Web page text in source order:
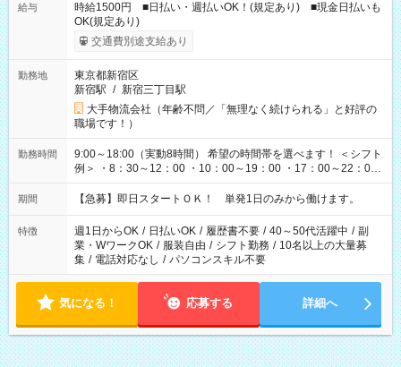
給与
時給1500円 ■日払い・週払いOK！(規定あり) ■現金日払いも
OK(規定あり)
交通費別途支給あり
勤務地
東京都新宿区
新宿駅 / 新宿三丁目駅
大手物流会社（年齢不問／「無理なく続けられる」と好評の
職場です！）
勤務時間
9:00～18:00（実動8時間） 希望の時間帯を選べます！ ＜シフト
例＞ ・8：30～12：00 ・10：00～19：00 ・17：00～22：00
・13：00～22：00 ・22：00～翌6：00 など
期間 【急募】即日スタートＯＫ！ 単発1日のみから働けます。
特徴 週1日からOK / 日払いOK / 履歴書不要 / 40～50代活躍中 / 副
業・WワークOK / 服装自由 / シフト勤務 / 10名以上の大量募
集 / 電話対応なし / パソコンスキル不要
気になる！ 応募する 詳細へ